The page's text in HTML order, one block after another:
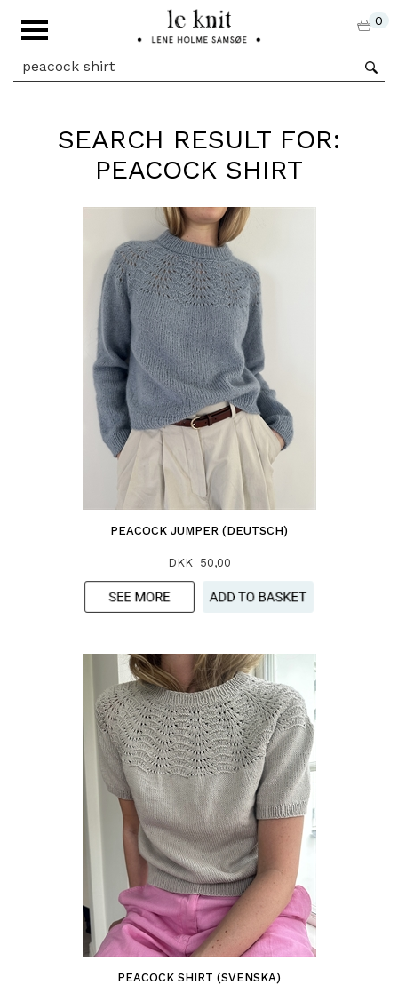
0
SEARCH RESULT FOR:
PEACOCK SHIRT
PEACOCK JUMPER (DEUTSCH)
DKK 50,00
PEACOCK SHIRT (SVENSKA)